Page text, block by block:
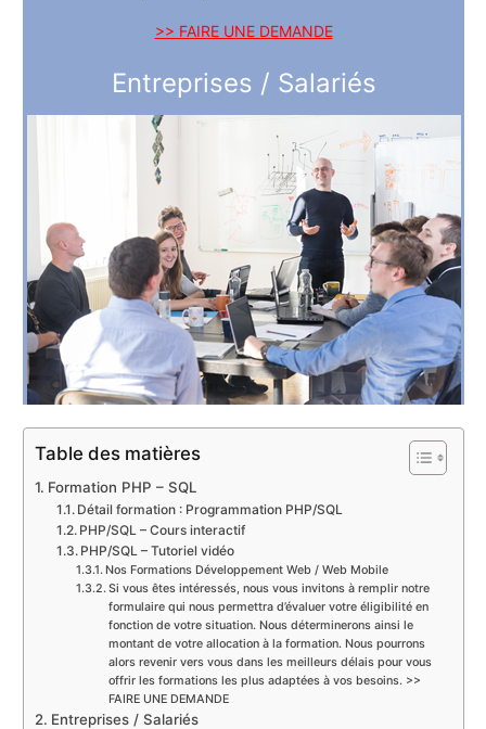
>> FAIRE UNE DEMANDE
Entreprises / Salariés
Table des matières
Formation PHP – SQL
Détail formation : Programmation PHP/SQL
PHP/SQL – Cours interactif
PHP/SQL – Tutoriel vidéo
Nos Formations Développement Web / Web Mobile
Si vous êtes intéressés, nous vous invitons à remplir notre
formulaire qui nous permettra d’évaluer votre éligibilité en
fonction de votre situation. Nous déterminerons ainsi le
montant de votre allocation à la formation. Nous pourrons
alors revenir vers vous dans les meilleurs délais pour vous
offrir les formations les plus adaptées à vos besoins. >>
FAIRE UNE DEMANDE
Entreprises / Salariés